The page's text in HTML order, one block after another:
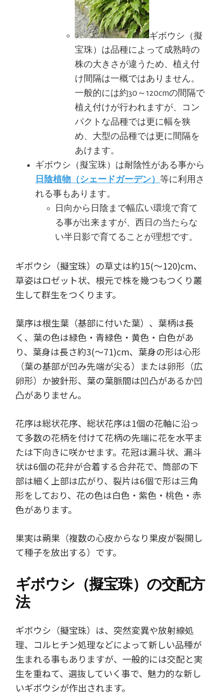
ギボウシ（擬
宝珠）は品種によって成熟時の
株の大きさが違うため、植え付
け間隔は一概ではありません。
一般的には約30～120cmの間隔で
植え付けが行われますが、コン
パクトな品種では更に幅を狭
め、大型の品種では更に間隔を
あけます。
ギボウシ（擬宝珠）は耐陰性がある事から
日陰植物（シェードガーデン）等に利用さ
れる事もあります。
日向から日陰まで幅広い環境で育て
る事が出来ますが、西日の当たらな
い半日影で育てることが理想です。
ギボウシ（擬宝珠）の草丈は約15(～120)cm、
草姿はロゼット状、根元で株を幾つもつくり叢
生して群生をつくります。
葉序は根生葉（基部に付いた葉）、葉柄は長
く、葉の色は緑色・青緑色・黄色・白色があ
り、葉身は長さ約3(～71)cm、葉身の形は心形
（葉の基部が凹み先端が尖る）または卵形（広
卵形）か披針形、葉の葉脈間は凹凸があるか凹
凸がありません。
花序は総状花序、総状花序は1個の花軸に沿っ
て多数の花柄を付けて花柄の先端に花を水平ま
たは下向きに咲かせます。花冠は漏斗状、漏斗
状は6個の花弁が合着する合弁花で、筒部の下
部は細く上部は広がり、裂片は6個で形は三角
形をしており、花の色は白色・紫色・桃色・赤
色があります。
果実は蒴果（複数の心皮からなり果皮が裂開し
て種子を放出する）です。
ギボウシ（擬宝珠）の交配方
法
ギボウシ（擬宝珠）は、突然変異や放射線処
理、コルヒチン処理などによって新しい品種が
生まれる事もありますが、一般的には交配と実
生を重ねて、選抜していく事で、魅力的な新し
いギボウシが作出されます。